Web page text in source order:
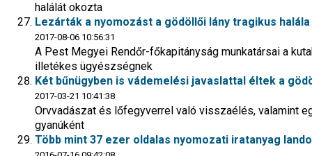
halálát okozta
Lezárták a nyomozást a gödöllői lány tragikus
2017-08-06 10:56:31
A Pest Megyei Rendőr-főkapitányság munkatársai a
illetékes ügyészségnek
Két bűnügyben is vádemelési javaslattal éltek a
2017-03-21 10:41:38
Orvvadászat és lőfegyverrel való visszaélés, valamint
gyanúként
Több mint 37 ezer oldalas nyomozati iratanyag